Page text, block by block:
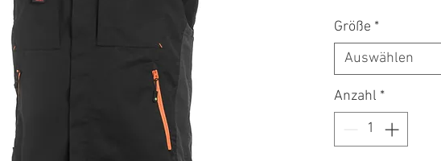
Größe *
Auswählen
Anzahl *